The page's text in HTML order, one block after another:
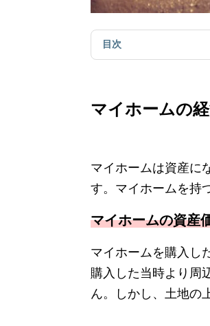
目次
マイホームの
マイホームは資産に
す。マイホームを持
マイホームの資産
マイホームを購入し
購入した当時より周
ん。しかし、土地の